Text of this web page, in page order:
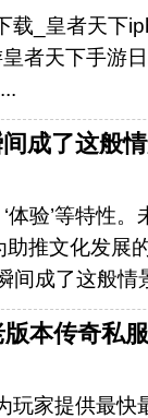
载_皇者天下
者天下手游
成了这般
‘体验’等特性
推文化发展
间成了这般情
本传奇私
玩家提供最快